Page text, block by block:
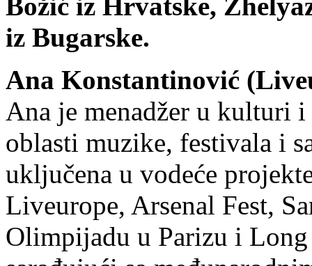
Božić iz Hrvatske,
iz Bugarske.
Ana Konstantinović
Ana je menadžer u kulturi
oblasti muzike, festivala i
uključena u vodeće
Liveurope, Arsenal Fest,
Olimpijadu u Parizu i